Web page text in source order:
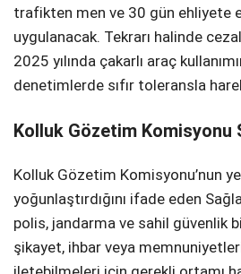
trafikten men ve 30 gün ehliyete
uygulanacak. Tekrarı halinde
2025 yılında çakarlı araç
denetimlerde sıfır toleransla
Kolluk Gözetim Komisyonu
Kolluk Gözetim Komisyonu’nun
yoğunlaştırdığını ifade eden
polis, jandarma ve sahil güvenlik
şikayet, ihbar veya